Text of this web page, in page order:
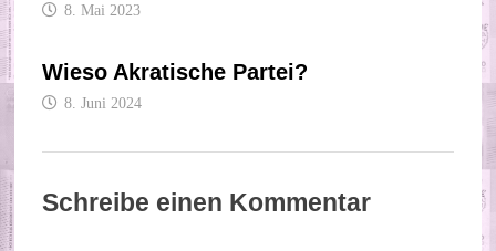
8. Mai 2023
Wieso Akratische Partei?
8. Juni 2024
Schreibe einen Kommentar